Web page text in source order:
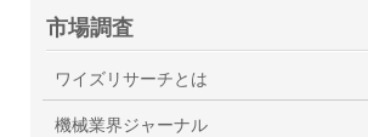
市場調査
ワイズリサーチとは
機械業界ジャーナル